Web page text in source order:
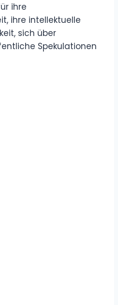
ihre
ihre intellektuelle
sich über
Spekulationen